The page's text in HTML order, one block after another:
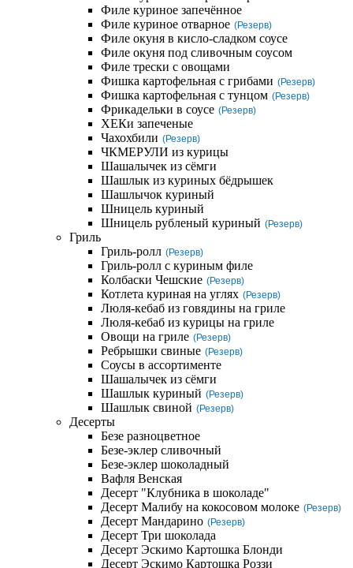
Филе куриное запечённое
Филе куриное отварное (Резерв)
Филе окуня в кисло-сладком соусе
Филе окуня под сливочным соусом
Филе трески с овощами
Фишка картофельная с грибами (Резерв)
Фишка картофельная с тунцом (Резерв)
Фрикадельки в соусе (Резерв)
ХЕКи запеченые
Чахохбили (Резерв)
ЧКМЕРУЛИ из курицы
Шашалычек из сёмги
Шашлык из куриных бёдрышек
Шашлычок куриный
Шницель куриный
Шницель рубленый куриный (Резерв)
Гриль
Гриль-ролл (Резерв)
Гриль-ролл с куриным филе
Колбаски Чешские (Резерв)
Котлета куриная на углях (Резерв)
Люля-кебаб из говядины на гриле
Люля-кебаб из курицы на гриле
Овощи на гриле (Резерв)
Ребрышки свиные (Резерв)
Соусы в ассортименте
Шашалычек из сёмги
Шашлык куриный (Резерв)
Шашлык свиной (Резерв)
Десерты
Безе разноцветное
Безе-эклер сливочный
Безе-эклер шоколадный
Вафля Венская
Десерт "Клубника в шоколаде"
Десерт Малибу на кокосовом молоке (Резерв)
Десерт Мандарино (Резерв)
Десерт Три шоколада
Десерт Эскимо Картошка Блонди
Десерт Эскимо Картошка Роззи